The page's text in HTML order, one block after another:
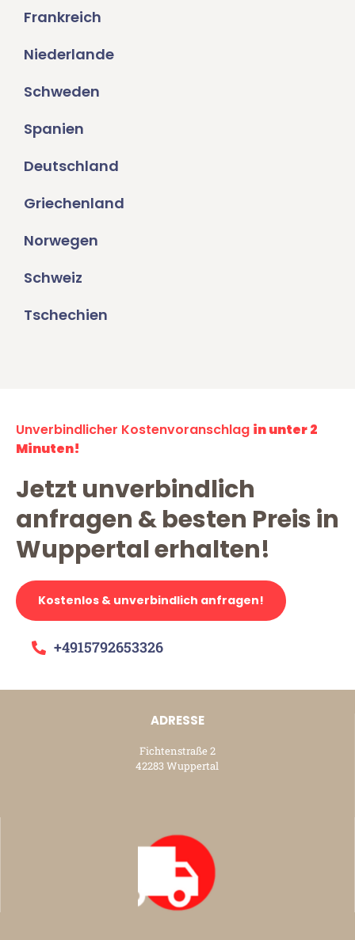
Frankreich
Niederlande
Schweden
Spanien
Deutschland
Griechenland
Norwegen
Schweiz
Tschechien
Unverbindlicher Kostenvoranschlag in unter 2
Minuten!
Jetzt unverbindlich
anfragen & besten Preis in
Wuppertal erhalten!
Kostenlos & unverbindlich anfragen!
+4915792653326
ADRESSE
Fichtenstraße 2
42283 Wuppertal